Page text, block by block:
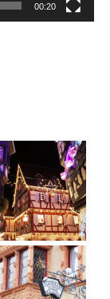
00:20